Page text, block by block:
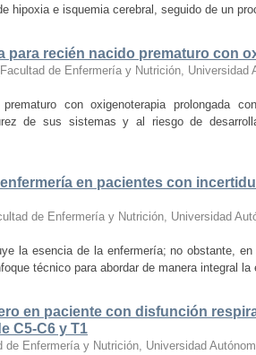
hipoxia e isquemia cerebral, seguido de un
para recién nacido prematuro con
Facultad de Enfermería y Nutrición, Universidad
con oxigenoterapia prolongada
de sus sistemas y al riesgo de
en pacientes con
de Enfermería y Nutrición, Universidad
la esencia de la enfermería; no obstante,
técnico para abordar de manera integral
en paciente con disfunción
C5-C6 y T1
de Enfermería y Nutrición, Universidad